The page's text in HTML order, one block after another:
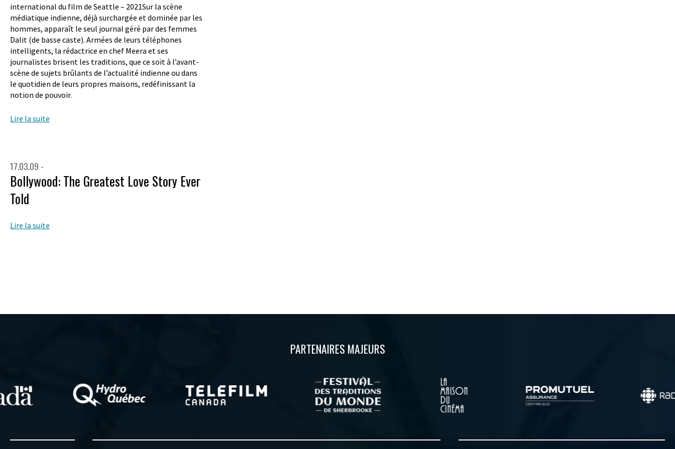
international du film de Seattle – 2021Sur la scène
médiatique indienne, déjà surchargée et dominée par les
hommes, apparaît le seul journal géré par des femmes
Dalit (de basse caste). Armées de leurs téléphones
intelligents, la rédactrice en chef Meera et ses
journalistes brisent les traditions, que ce soit à l’avant-
scène de sujets brûlants de l’actualité indienne ou dans
le quotidien de leurs propres maisons, redéfinissant la
notion de pouvoir.
Lire la suite
17.03.09 -
Bollywood: The Greatest Love Story Ever
Told
Lire la suite
PARTENAIRES MAJEURS